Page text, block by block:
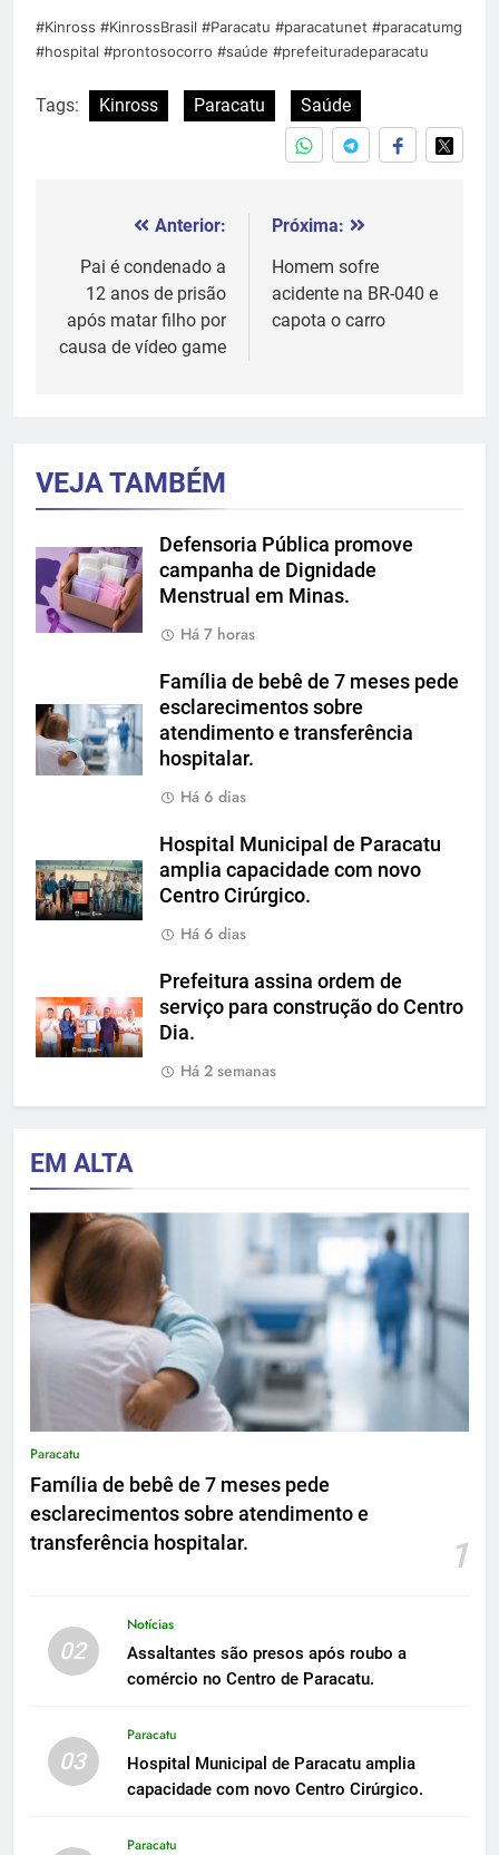
#Kinross #KinrossBrasil #Paracatu #paracatunet #paracatumg
#hospital #prontosocorro #saúde #prefeituradeparacatu
Tags: Kinross Paracatu Saúde
Navegação
de
Post
Anterior:
Pai é condenado a
12 anos de prisão
após matar filho por
causa de vídeo game
Próxima:
Homem sofre
acidente na BR-040 e
capota o carro
VEJA TAMBÉM
Defensoria Pública promove
campanha de Dignidade
Menstrual em Minas.
Há 7 horas
Família de bebê de 7 meses pede
esclarecimentos sobre
atendimento e transferência
hospitalar.
Há 6 dias
Hospital Municipal de Paracatu
amplia capacidade com novo
Centro Cirúrgico.
Há 6 dias
Prefeitura assina ordem de
serviço para construção do Centro
Dia.
Há 2 semanas
EM ALTA
Paracatu
Família de bebê de 7 meses pede
esclarecimentos sobre atendimento e
transferência hospitalar.
1
02
Notícias
Assaltantes são presos após roubo a
comércio no Centro de Paracatu.
03
Paracatu
Hospital Municipal de Paracatu amplia
capacidade com novo Centro Cirúrgico.
Paracatu